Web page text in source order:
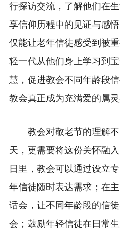
行探访交流，了解他们在
享信仰历程中的见证与感
仅能让老年信徒感受到被
轻一代从他们身上学习到
慧，促进教会不同年龄段
教会真正成为充满爱的属灵
教会对敬老节的理解
天，更需要将这份关怀融
日里，教会可以通过设立
年信徒随时表达需求；在
话会，让不同年龄段的信
会；鼓励年轻信徒在日常